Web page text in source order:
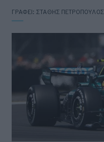
ΓΡΑΦΕΙ: ΣΤΑΘΗΣ ΠΕΤΡΟΠΟΥΛΟΣ